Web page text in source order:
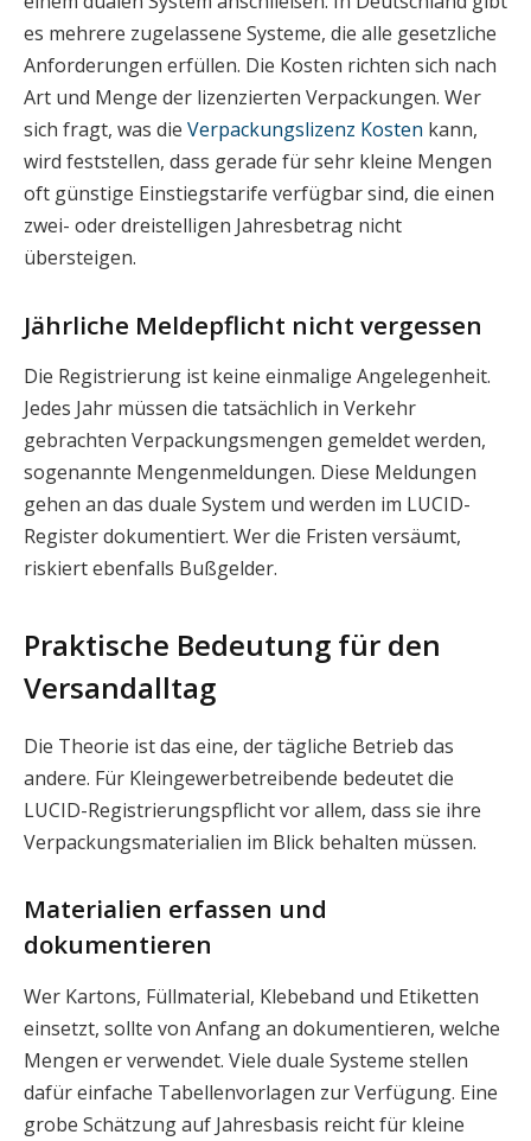
es mehrere zugelassene Systeme, die alle gesetzliche
Anforderungen erfüllen. Die Kosten richten sich nach
Art und Menge der lizenzierten Verpackungen. Wer
sich fragt, was die Verpackungslizenz Kosten kann,
wird feststellen, dass gerade für sehr kleine Mengen
oft günstige Einstiegstarife verfügbar sind, die einen
zwei- oder dreistelligen Jahresbetrag nicht
übersteigen.
Jährliche Meldepflicht nicht vergessen
Die Registrierung ist keine einmalige Angelegenheit.
Jedes Jahr müssen die tatsächlich in Verkehr
gebrachten Verpackungsmengen gemeldet werden,
sogenannte Mengenmeldungen. Diese Meldungen
gehen an das duale System und werden im LUCID-
Register dokumentiert. Wer die Fristen versäumt,
riskiert ebenfalls Bußgelder.
Praktische Bedeutung für den
Versandalltag
Die Theorie ist das eine, der tägliche Betrieb das
andere. Für Kleingewerbetreibende bedeutet die
LUCID-Registrierungspflicht vor allem, dass sie ihre
Verpackungsmaterialien im Blick behalten müssen.
Materialien erfassen und
dokumentieren
Wer Kartons, Füllmaterial, Klebeband und Etiketten
einsetzt, sollte von Anfang an dokumentieren, welche
Mengen er verwendet. Viele duale Systeme stellen
dafür einfache Tabellenvorlagen zur Verfügung. Eine
grobe Schätzung auf Jahresbasis reicht für kleine